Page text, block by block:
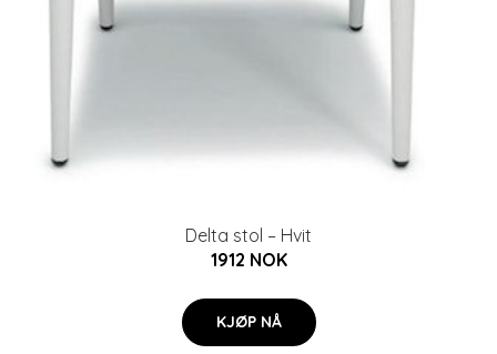
Delta stol – Hvit
1912 NOK
KJØP NÅ